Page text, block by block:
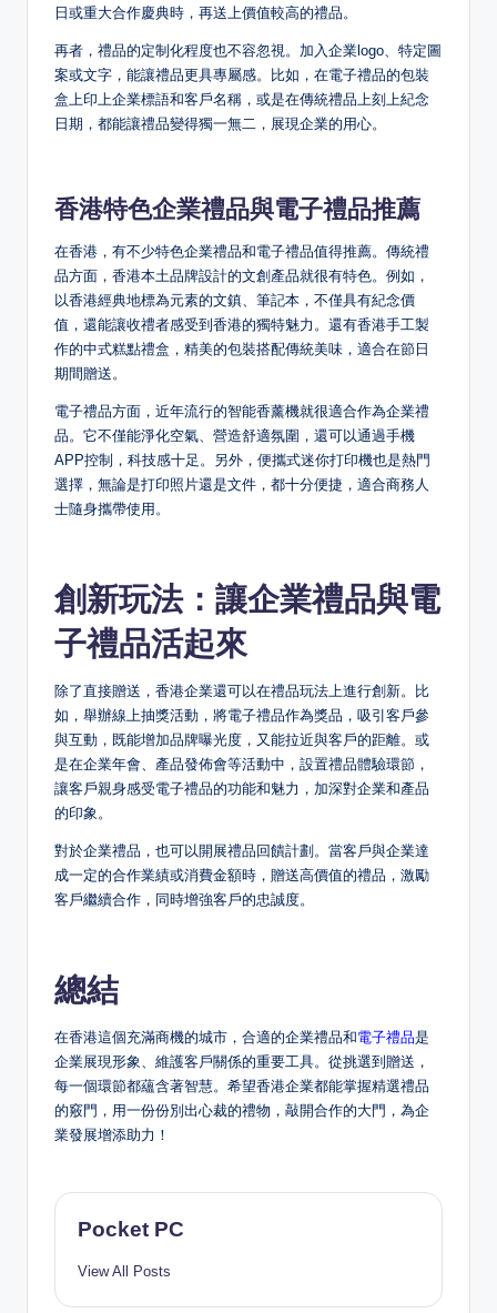
日或重大合作慶典時，再送上價值較高的禮品。
再者，禮品的定制化程度也不容忽視。加入企業logo、特定圖
案或文字，能讓禮品更具專屬感。比如，在電子禮品的包裝
盒上印上企業標語和客戶名稱，或是在傳統禮品上刻上紀念
日期，都能讓禮品變得獨一無二，展現企業的用心。
香港特色企業禮品與電子禮品推薦
在香港，有不少特色企業禮品和電子禮品值得推薦。傳統禮
品方面，香港本土品牌設計的文創產品就很有特色。例如，
以香港經典地標為元素的文鎮、筆記本，不僅具有紀念價
值，還能讓收禮者感受到香港的獨特魅力。還有香港手工製
作的中式糕點禮盒，精美的包裝搭配傳統美味，適合在節日
期間贈送。
電子禮品方面，近年流行的智能香薰機就很適合作為企業禮
品。它不僅能淨化空氣、營造舒適氛圍，還可以通過手機
APP控制，科技感十足。另外，便攜式迷你打印機也是熱門
選擇，無論是打印照片還是文件，都十分便捷，適合商務人
士隨身攜帶使用。
創新玩法：讓企業禮品與電
子禮品活起來
除了直接贈送，香港企業還可以在禮品玩法上進行創新。比
如，舉辦線上抽獎活動，將電子禮品作為獎品，吸引客戶參
與互動，既能增加品牌曝光度，又能拉近與客戶的距離。或
是在企業年會、產品發佈會等活動中，設置禮品體驗環節，
讓客戶親身感受電子禮品的功能和魅力，加深對企業和產品
的印象。
對於企業禮品，也可以開展禮品回饋計劃。當客戶與企業達
成一定的合作業績或消費金額時，贈送高價值的禮品，激勵
客戶繼續合作，同時增強客戶的忠誠度。
總結
在香港這個充滿商機的城市，合適的企業禮品和電子禮品是
企業展現形象、維護客戶關係的重要工具。從挑選到贈送，
每一個環節都蘊含著智慧。希望香港企業都能掌握精選禮品
的竅門，用一份份別出心裁的禮物，敲開合作的大門，為企
業發展增添助力！
Pocket PC
View All Posts